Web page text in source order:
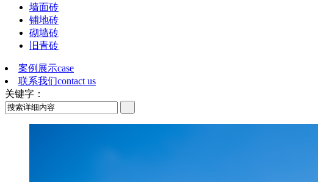
墙面砖
铺地砖
砌墙砖
旧青砖
案例展示case
联系我们contact us
关键字：